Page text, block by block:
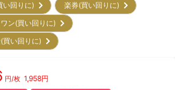
い回りに)
楽券(買い回りに)
ワン(買い回りに)
(買い回りに)
円/枚 1,958円